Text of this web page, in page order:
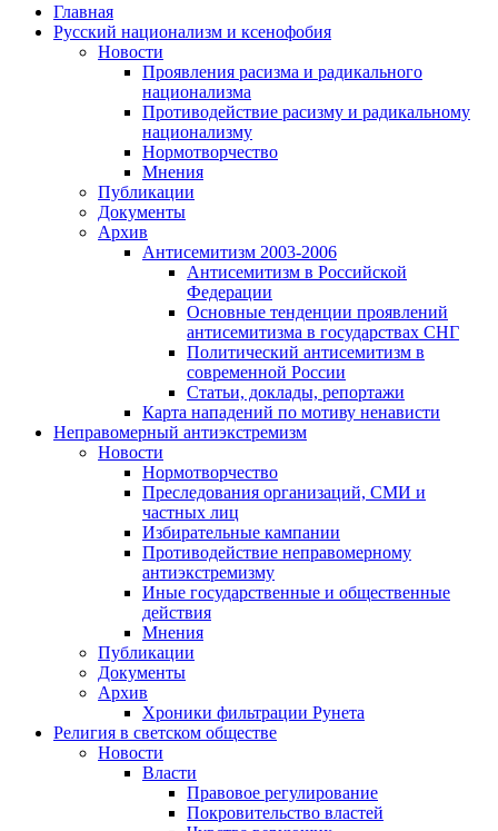
Главная
Русский национализм и ксенофобия
Новости
Проявления расизма и радикального
национализма
Противодействие расизму и радикальному
национализму
Нормотворчество
Мнения
Публикации
Документы
Архив
Антисемитизм 2003-2006
Антисемитизм в Российской
Федерации
Основные тенденции проявлений
антисемитизма в государствах СНГ
Политический антисемитизм в
современной России
Статьи, доклады, репортажи
Карта нападений по мотиву ненависти
Неправомерный антиэкстремизм
Новости
Нормотворчество
Преследования организаций, СМИ и
частных лиц
Избирательные кампании
Противодействие неправомерному
антиэкстремизму
Иные государственные и общественные
действия
Мнения
Публикации
Документы
Архив
Хроники фильтрации Рунета
Религия в светском обществе
Новости
Власти
Правовое регулирование
Покровительство властей